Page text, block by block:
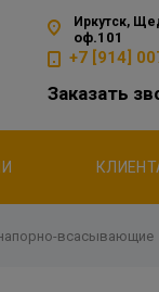
Иркутск,
оф.101
+7 [914]
Заказать
всасывающие